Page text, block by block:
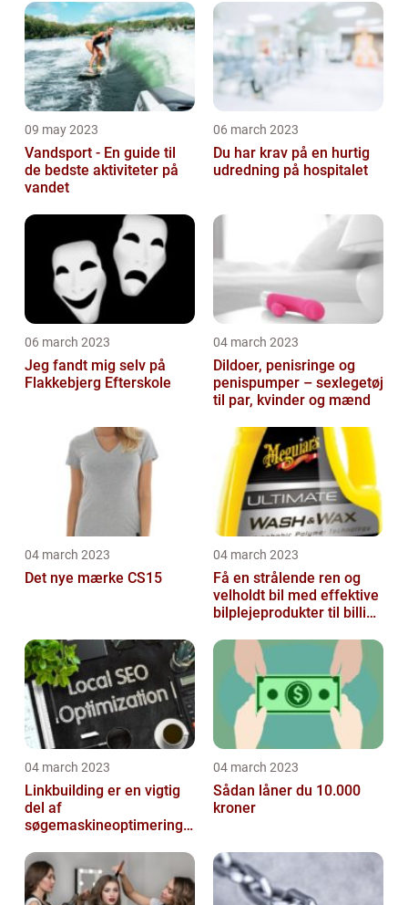
selv'ere
09 may 2023
Vandsport - En guide til
de bedste aktiviteter på
vandet
06 march 2023
Du har krav på en hurtig
udredning på hospitalet
06 march 2023
Jeg fandt mig selv på
Flakkebjerg Efterskole
04 march 2023
Dildoer, penisringe og
penispumper – sexlegetøj
til par, kvinder og mænd
04 march 2023
Det nye mærke CS15
04 march 2023
Få en strålende ren og
velholdt bil med effektive
bilplejeprodukter til billige
04 march 2023
Linkbuilding er en vigtig
del af
søgemaskineoptimeringe
04 march 2023
Sådan låner du 10.000
kroner